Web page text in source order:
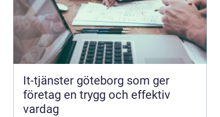
It-tjänster göteborg som ger
företag en trygg och effektiv
vardag